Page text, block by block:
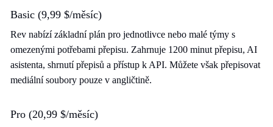
Basic (9,99 $/měsíc)
Rev nabízí základní plán pro jednotlivce nebo malé týmy s
omezenými potřebami přepisu. Zahrnuje 1200 minut přepisu, AI
asistenta, shrnutí přepisů a přístup k API. Můžete však přepisovat
mediální soubory pouze v angličtině.
Pro (20,99 $/měsíc)